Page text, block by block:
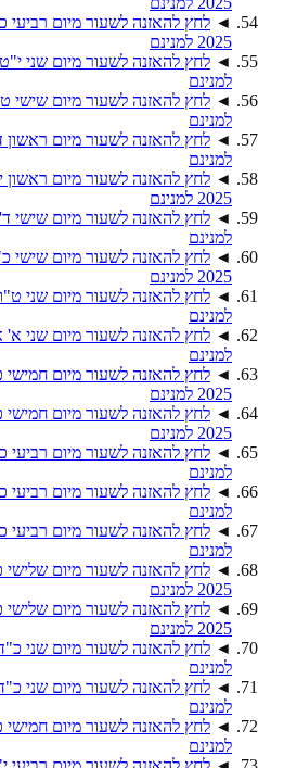
◄
2025 למנינם
◄
למנינם
◄
למנינם
◄
למנינם
◄
2025 למנינם
◄
למנינם
◄
2025 למנינם
◄
למנינם
◄
למנינם
◄
2025 למנינם
◄
2025 למנינם
◄
למנינם
◄
למנינם
◄
למנינם
◄
2025 למנינם
◄
2025 למנינם
◄
למנינם
◄
למנינם
◄
למנינם